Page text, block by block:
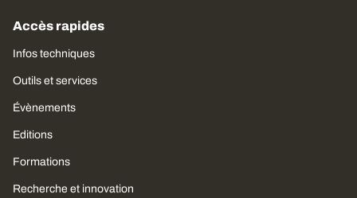
Accès rapides
Infos techniques
Outils et services
Évènements
Editions
Formations
Recherche et innovation